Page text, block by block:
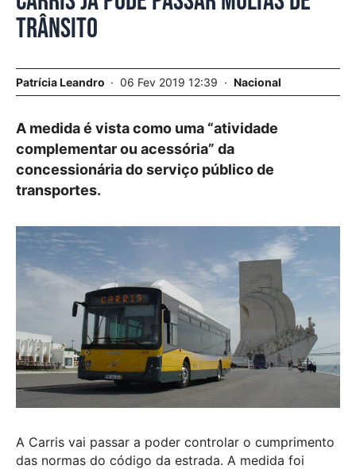
trânsito
Patrícia Leandro 06 Fev 2019 12:39 Nacional
A medida é vista como uma “atividade
complementar ou acessória” da
concessionária do serviço público de
transportes.
A Carris vai passar a poder controlar o cumprimento
das normas do código da estrada. A medida foi